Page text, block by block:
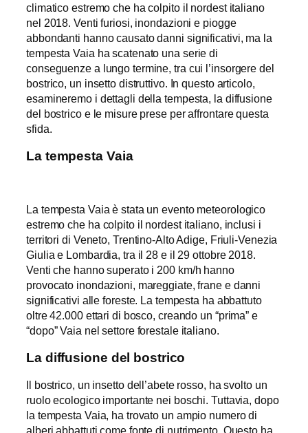
climatico estremo che ha colpito il nordest italiano
nel 2018. Venti furiosi, inondazioni e piogge
abbondanti hanno causato danni significativi, ma la
tempesta Vaia ha scatenato una serie di
conseguenze a lungo termine, tra cui l’insorgere del
bostrico, un insetto distruttivo. In questo articolo,
esamineremo i dettagli della tempesta, la diffusione
del bostrico e le misure prese per affrontare questa
sfida.
La tempesta Vaia
La tempesta Vaia è stata un evento meteorologico
estremo che ha colpito il nordest italiano, inclusi i
territori di Veneto, Trentino-Alto Adige, Friuli-Venezia
Giulia e Lombardia, tra il 28 e il 29 ottobre 2018.
Venti che hanno superato i 200 km/h hanno
provocato inondazioni, mareggiate, frane e danni
significativi alle foreste. La tempesta ha abbattuto
oltre 42.000 ettari di bosco, creando un “prima” e
“dopo” Vaia nel settore forestale italiano.
La diffusione del bostrico
Il bostrico, un insetto dell’abete rosso, ha svolto un
ruolo ecologico importante nei boschi. Tuttavia, dopo
la tempesta Vaia, ha trovato un ampio numero di